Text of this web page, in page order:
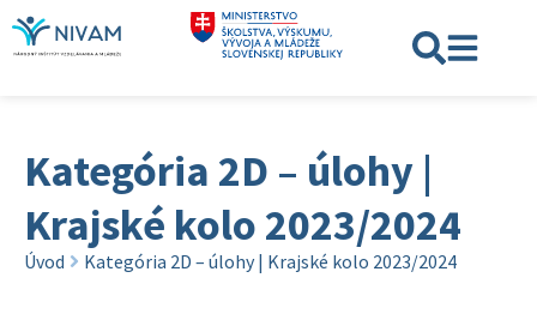
Kategória 2D – úlohy |
Krajské kolo 2023/2024
Úvod Kategória 2D – úlohy | Krajské kolo 2023/2024